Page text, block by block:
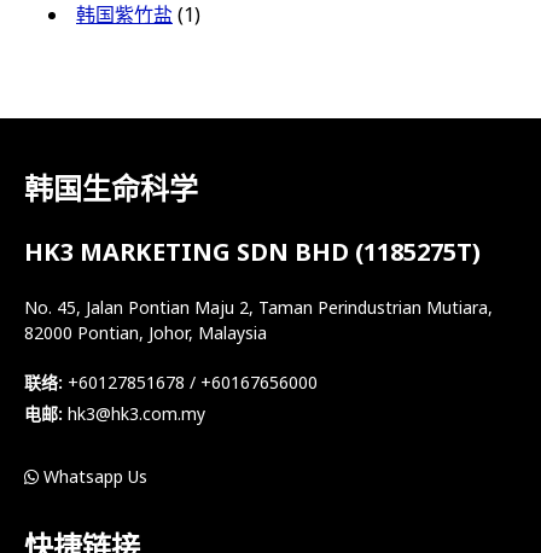
韩国紫竹盐(1)
韩国生命科学
HK3 MARKETING SDN BHD (1185275T)
No. 45, Jalan Pontian Maju 2, Taman Perindustrian Mutiara,
82000 Pontian, Johor, Malaysia
联络: +60127851678 / +60167656000
电邮: hk3@hk3.com.my
Whatsapp Us